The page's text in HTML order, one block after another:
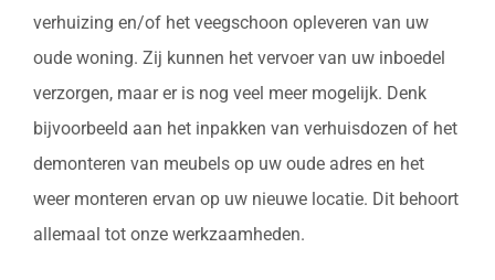
verhuizing en/of het veegschoon opleveren van uw
oude woning. Zij kunnen het vervoer van uw inboedel
verzorgen, maar er is nog veel meer mogelijk. Denk
bijvoorbeeld aan het inpakken van verhuisdozen of het
demonteren van meubels op uw oude adres en het
weer monteren ervan op uw nieuwe locatie. Dit behoort
allemaal tot onze werkzaamheden.